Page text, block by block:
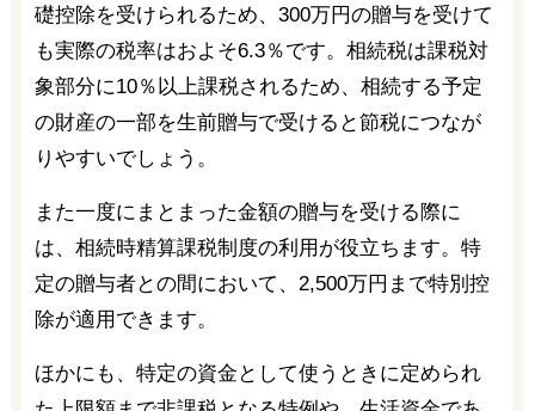
礎控除を受けられるため、300万円の贈与を受けて
も実際の税率はおよそ6.3％です。相続税は課税対
象部分に10％以上課税されるため、相続する予定
の財産の一部を生前贈与で受けると節税につなが
りやすいでしょう。
また一度にまとまった金額の贈与を受ける際に
は、相続時精算課税制度の利用が役立ちます。特
定の贈与者との間において、2,500万円まで特別控
除が適用できます。
ほかにも、特定の資金として使うときに定められ